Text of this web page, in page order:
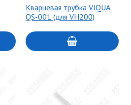
Кварцевая трубка VIQUA
QS-001 (для VH200)